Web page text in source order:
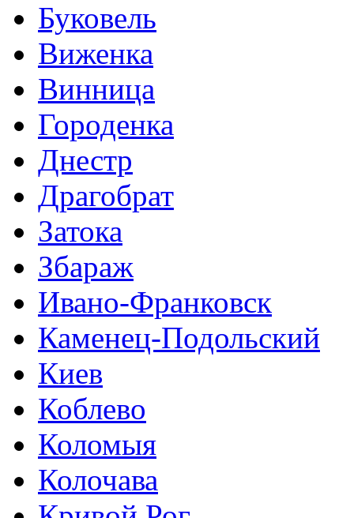
Буковель
Виженка
Винница
Городенка
Днестр
Драгобрат
Затока
Збараж
Ивано-Франковск
Каменец-Подольский
Киев
Коблево
Коломыя
Колочава